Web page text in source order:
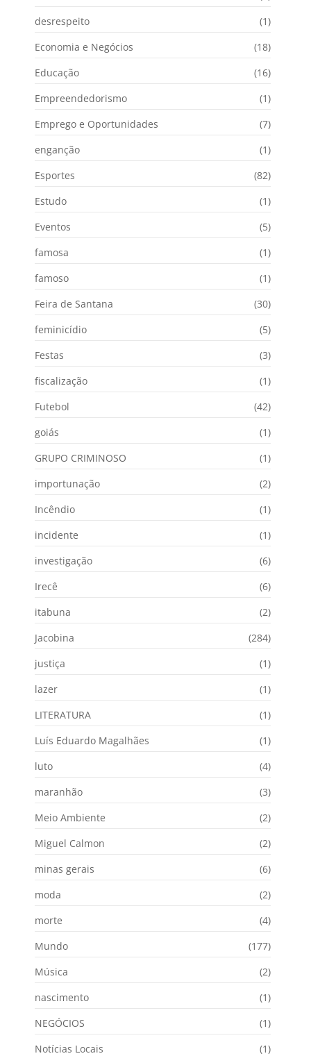
desrespeito
(1)
Economia e Negócios
(18)
Educação
(16)
Empreendedorismo
(1)
Emprego e Oportunidades
(7)
enganção
(1)
Esportes
(82)
Estudo
(1)
Eventos
(5)
famosa
(1)
famoso
(1)
Feira de Santana
(30)
feminicídio
(5)
Festas
(3)
fiscalização
(1)
Futebol
(42)
goiás
(1)
GRUPO CRIMINOSO
(1)
importunação
(2)
Incêndio
(1)
incidente
(1)
investigação
(6)
Irecê
(6)
itabuna
(2)
Jacobina
(284)
justiça
(1)
lazer
(1)
LITERATURA
(1)
Luís Eduardo Magalhães
(1)
luto
(4)
maranhão
(3)
Meio Ambiente
(2)
Miguel Calmon
(2)
minas gerais
(6)
moda
(2)
morte
(4)
Mundo
(177)
Música
(2)
nascimento
(1)
NEGÓCIOS
(1)
Notícias Locais
(1)